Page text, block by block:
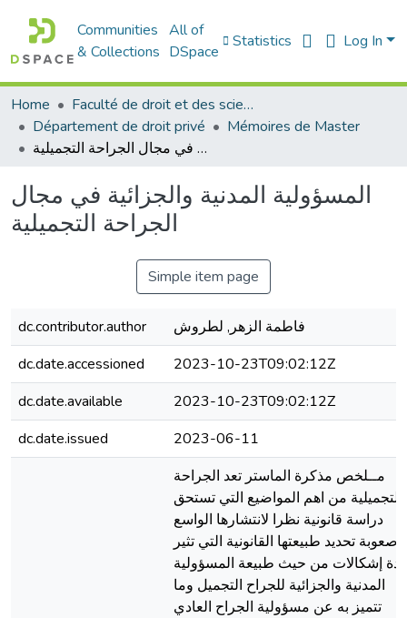
Communities
& Collections
All of
DSpace
Statistics Log In
Home
Faculté de droit et des sciences politiques
Département de droit privé
Mémoires de Master
المسؤولية المدنية والجزائية في مجال الجراحة التجميلية
المسؤولية المدنية والجزائية في مجال
الجراحة التجميلية
Simple item page
dc.contributor.author
فاطمة الزهر, لطروش
dc.date.accessioned
2023-10-23T09:02:12Z
dc.date.available
2023-10-23T09:02:12Z
dc.date.issued
2023-06-11
مــلخص مذكرة الماستر تعد الجراحة
التجميلية من اهم المواضيع التي تستحق
دراسة قانونية نظرا لانتشارها الواسع
وصعوبة تحديد طبيعتها القانونية التي تثير
إشكالات من حيث طبيعة المسؤولية
المدنية والجزائية للجراح التجميل وما
تتميز به عن مسؤولية الجراح العادي